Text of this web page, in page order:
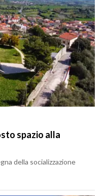
spazio alla
della socializzazione